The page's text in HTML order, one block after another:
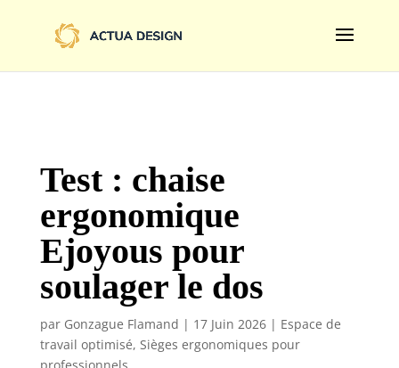
family=Limelight&display=swap');
Test : chaise
ergonomique
Ejoyous pour
soulager le dos
par Gonzague Flamand | 17 Juin 2026| Espace de
travail optimisé, Sièges ergonomiques pour